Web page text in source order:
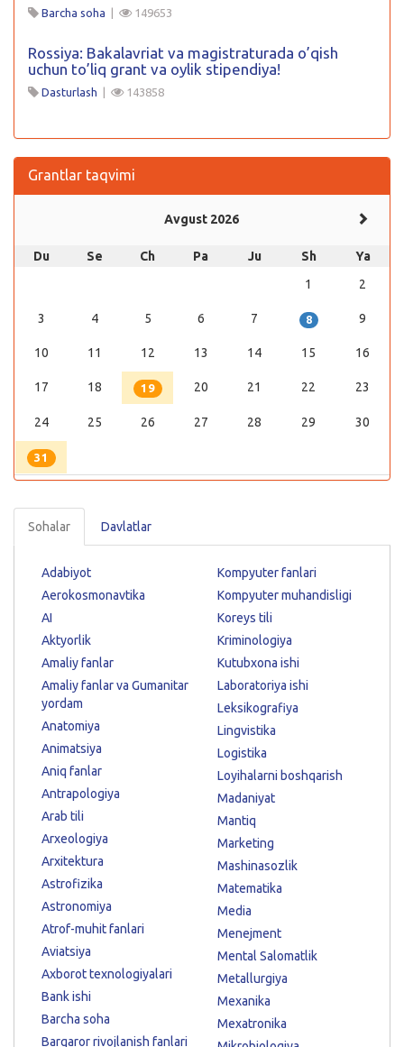
Barcha soha 149653
Rossiya: Bakalavriat va magistraturada o’qish
uchun to’liq grant va oylik stipendiya!
Dasturlash 143858
Grantlar taqvimi
Avgust 2026
Du Se Ch Pa Ju Sh
Ya
1
2
3 4 5 6 7 8 9
10 11 12 13 14 15 16
17 18 19 20 21 22 23
24 25 26 27 28 29 30
31
Sohalar Davlatlar
Adabiyot
Aerokosmonavtika
AI
Aktyorlik
Amaliy fanlar
Amaliy fanlar va Gumanitar
yordam
Anatomiya
Animatsiya
Aniq fanlar
Antrapologiya
Arab tili
Arxeologiya
Arxitektura
Astrofizika
Astronomiya
Atrof-muhit fanlari
Aviatsiya
Axborot texnologiyalari
Bank ishi
Barcha soha
Barqaror rivojlanish fanlari
Kompyuter fanlari
Kompyuter muhandisligi
Koreys tili
Kriminologiya
Kutubxona ishi
Laboratoriya ishi
Leksikografiya
Lingvistika
Logistika
Loyihalarni boshqarish
Madaniyat
Mantiq
Marketing
Mashinasozlik
Matematika
Media
Menejment
Mental Salomatlik
Metallurgiya
Mexanika
Mexatronika